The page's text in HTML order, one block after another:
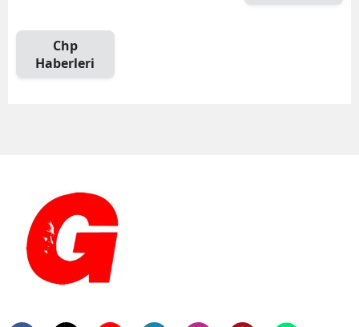
Chp
Haberleri